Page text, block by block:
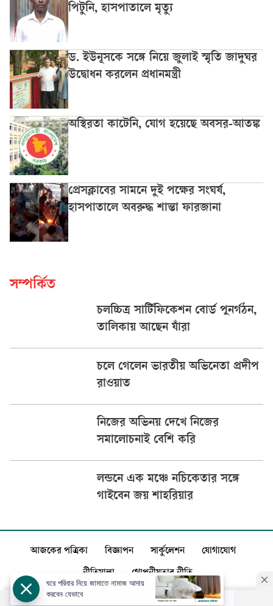
পিটুনি, হাসপাতালে মৃত্যু
ড. ইউনূসকে সঙ্গে নিয়ে জুলাই স্মৃতি জাদুঘর
উদ্বোধন করলেন প্রধানমন্ত্রী
অস্থিরতা কাটেনি, যোগ হয়েছে অবসর-আতঙ্ক
প্রেসক্লাবের সামনে দুই পক্ষের সংঘর্ষ,
হাসপাতালে অবরুদ্ধ শান্তা ফারজানা
সম্পর্কিত
চলচ্চিত্র সার্টিফিকেশন বোর্ড পুনর্গঠন,
তালিকায় আছেন যাঁরা
চলে গেলেন ভারতীয় অভিনেতা প্রদীপ
রাওয়াত
নিজের অভিনয় দেখে নিজের
সমালোচনাই বেশি করি
লন্ডনে এক মঞ্চে নচিকেতার সঙ্গে
গাইবেন জয় শাহরিয়ার
আজকের পত্রিকা বিজ্ঞাপন সার্কুলেশন যোগাযোগ
নীতিমালা গোপনীয়তার নীতি
ঘরে পরিবার নিয়ে জামাতে নামাজ আদায়
করবেন যেভাবে